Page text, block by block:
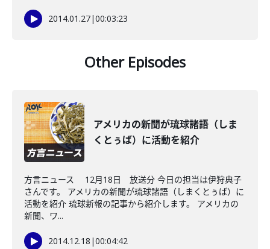
2014.01.27|00:03:23
Other Episodes
アメリカの新聞が琉球諸語（しま
くとぅば）に活動を紹介
方言ニュース 12月18日 放送分 今日の担当は伊狩典子
さんです。 アメリカの新聞が琉球諸語（しまくとぅば）に
活動を紹介 琉球新報の記事から紹介します。 アメリカの
新聞、ワ...
2014.12.18 |00:04:42